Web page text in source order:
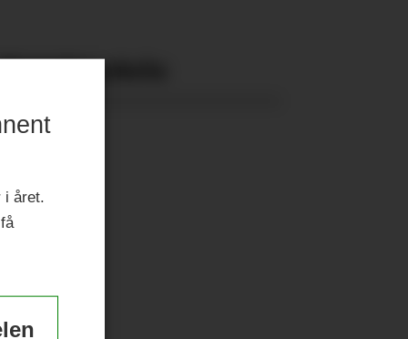
i året.
Nyeste eAvis: